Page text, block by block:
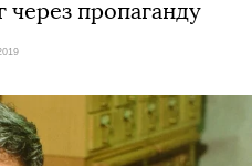
через пропаганду